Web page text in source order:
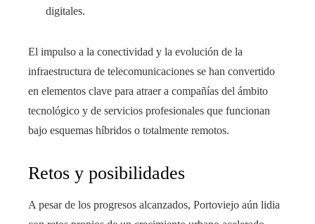
digitales.
El impulso a la conectividad y la evolución de la
infraestructura de telecomunicaciones se han convertido
en elementos clave para atraer a compañías del ámbito
tecnológico y de servicios profesionales que funcionan
bajo esquemas híbridos o totalmente remotos.
Retos y posibilidades
A pesar de los progresos alcanzados, Portoviejo aún lidia